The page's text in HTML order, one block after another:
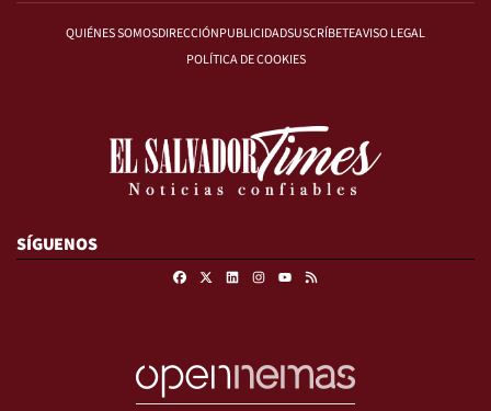
QUIÉNES SOMOSDIRECCIÓNPUBLICIDADSUSCRÍBETEAVISO LEGAL
POLÍTICA DE COOKIES
SÍGUENOS
FacebookLinkedinInstagram